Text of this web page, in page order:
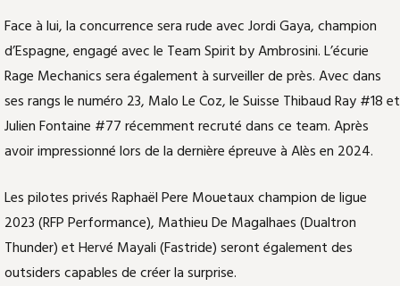
Face à lui, la concurrence sera rude avec Jordi Gaya, champion
d’Espagne, engagé avec le Team Spirit by Ambrosini. L’écurie
Rage Mechanics sera également à surveiller de près. Avec dans
ses rangs le numéro 23, Malo Le Coz, le Suisse Thibaud Ray #18 et
Julien Fontaine #77 récemment recruté dans ce team. Après
avoir impressionné lors de la dernière épreuve à Alès en 2024.
Les pilotes privés Raphaël Pere Mouetaux champion de ligue
2023 (RFP Performance), Mathieu De Magalhaes (Dualtron
Thunder) et Hervé Mayali (Fastride) seront également des
outsiders capables de créer la surprise.